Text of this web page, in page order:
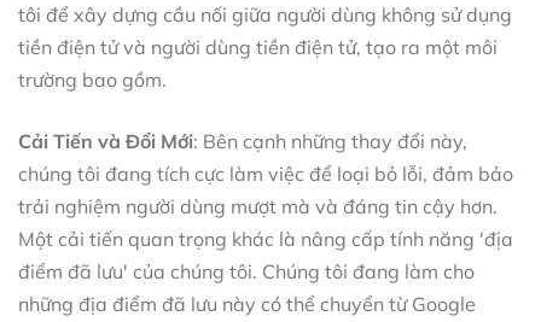
tôi để xây dựng cầu nối giữa người dùng không sử dụng
tiền điện tử và người dùng tiền điện tử, tạo ra một môi
trường bao gồm.
Cải Tiến và Đổi Mới: Bên cạnh những thay đổi này,
chúng tôi đang tích cực làm việc để loại bỏ lỗi, đảm bảo
trải nghiệm người dùng mượt mà và đáng tin cậy hơn.
Một cải tiến quan trọng khác là nâng cấp tính năng 'địa
điểm đã lưu' của chúng tôi. Chúng tôi đang làm cho
những địa điểm đã lưu này có thể chuyển từ Google